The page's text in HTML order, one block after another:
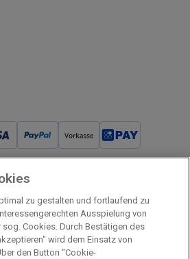
zu gestalten und fortlaufend zu
Ausspielung von
sog. Cookies. Durch Bestätigen des
wird dem Einsatz von
den Button "Cookie-